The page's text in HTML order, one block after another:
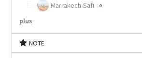
Marrakech-Safi 0
plus
NOTE